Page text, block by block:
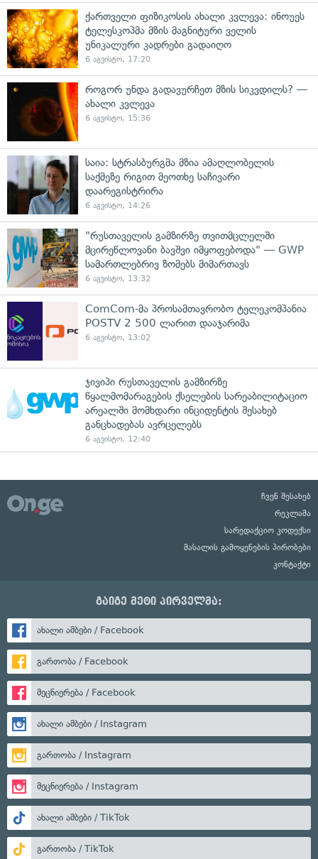
ქართველი ფიზიკოსის ახალი კვლევა: ინოუეს
ტელესკოპმა მზის მაგნიტური ველის
უნიკალური კადრები გადაიღო
6 აგვისტო, 17:20
როგორ უნდა გადავურჩეთ მზის სიკვდილს? —
ახალი კვლევა
6 აგვისტო, 15:36
საია: სტრასბურგმა მზია ამაღლობელის
საქმეზე რიგით მეოთხე საჩივარი
დაარეგისტრირა
6 აგვისტო, 14:26
"რუსთაველის გამზირზე თვითმცლელში
მცირეწლოვანი ბავშვი იმყოფებოდა" — GWP
სამართლებრივ ზომებს მიმართავს
6 აგვისტო, 13:32
ComCom-მა პროსამთავრობო ტელეკომპანია
POSTV 2 500 ლარით დააჯარიმა
6 აგვისტო, 13:02
ჯივიპი რუსთაველის გამზირზე
წყალმომარაგების ქსელების სარეაბილიტაციო
არეალში მომხდარი ინციდენტის შესახებ
განცხადებას ავრცელებს
6 აგვისტო, 12:40
ჩვენ შესახებ
რეკლამა
სარედაქციო კოდექსი
მასალის გამოყენების პირობები
კონტაქტი
გაიგე მეტი პირველმა:
ახალი ამბები / Facebook
გართობა / Facebook
მეცნიერება / Facebook
ახალი ამბები / Instagram
გართობა / Instagram
მეცნიერება / Instagram
ახალი ამბები / TikTok
გართობა / TikTok